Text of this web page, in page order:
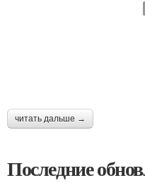
читать дальше →
Последние